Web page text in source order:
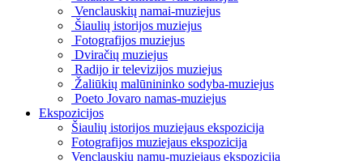
Venclauskių namai-muziejus
Šiaulių istorijos muziejus
Fotografijos muziejus
Dviračių muziejus
Radijo ir televizijos muziejus
Žaliūkių malūnininko sodyba-muziejus
Poeto Jovaro namas-muziejus
Ekspozicijos
Šiaulių istorijos muziejaus ekspozicija
Fotografijos muziejaus ekspozicija
Venclauskių namų-muziejaus ekspozicija